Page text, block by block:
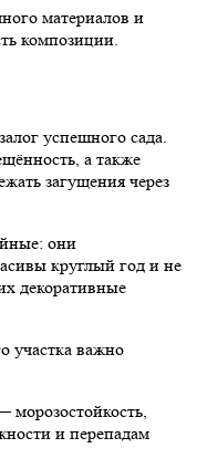
материалов и
композиции.
успешного сада.
а также
загущения через
они
круглый год и не
декоративные
участка важно
и перепадам